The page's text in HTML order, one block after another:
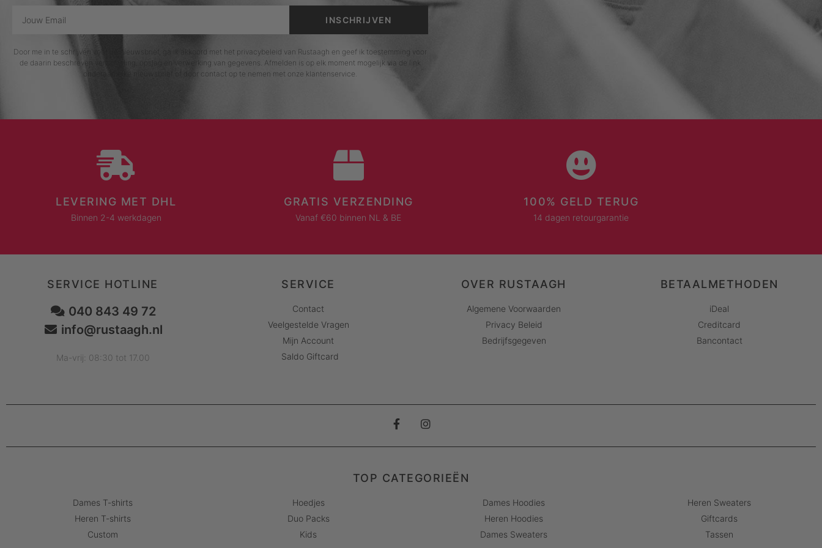
INSCHRIJVEN
Door me in te schrijven voor de nieuwsbrief, ga ik akkoord met het privacybeleid van Rustaagh en geef ik toestemming voor
de daarin beschreven verzameling, opslag en verwerking van gegevens. Afmelden is op elk moment mogelijk via de link
onderaan elke nieuwsbrief of door contact op te nemen met onze klantenservice.
LEVERING MET DHL
Binnen 2-4 werkdagen
GRATIS VERZENDING
Vanaf €60 binnen NL & BE
100% GELD TERUG
14 dagen retourgarantie
SERVICE HOTLINE
040 843 49 72
info@rustaagh.nl
Ma-vrij: 08:30 tot 17.00
SERVICE
Contact
Veelgestelde Vragen
Mijn Account
Saldo Giftcard
OVER RUSTAAGH
Algemene Voorwaarden
Privacy Beleid
Bedrijfsgegeven
BETAALMETHODEN
iDeal
Creditcard
Bancontact
TOP CATEGORIEËN
Dames T-shirts
Heren T-shirts
Custom
Hoedjes
Duo Packs
Kids
Dames Hoodies
Heren Hoodies
Dames Sweaters
Heren Sweaters
Giftcards
Tassen